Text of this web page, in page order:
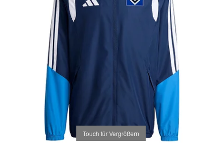
Touch für Vergrößern